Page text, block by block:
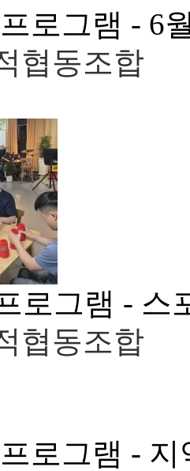
로그램 - 6
협동조합
로그램 - 스
협동조합
로그램 -